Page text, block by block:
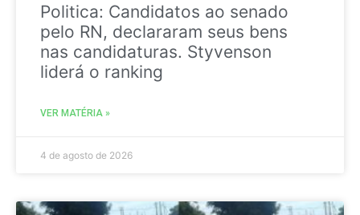
Politica: Candidatos ao senado
pelo RN, declararam seus bens
nas candidaturas. Styvenson
liderá o ranking
VER MATÉRIA »
4 de agosto de 2026